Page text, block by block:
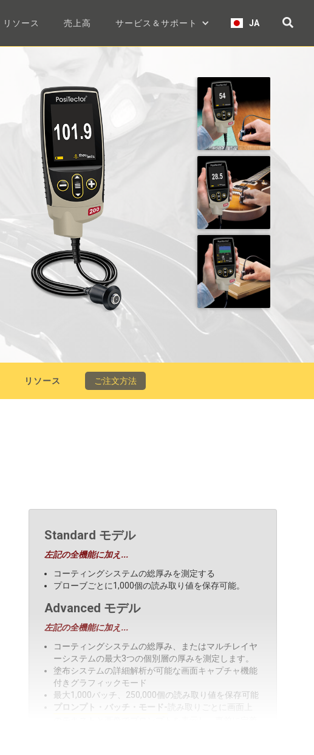
リソース 売上高 サービス＆サポート JA
リソース ご注文方法
Standard モデル
左記の全機能に加え...
コーティングシステムの総厚みを測定する
プローブごとに1,000個の読み取り値を保存可能。
Advanced モデル
左記の全機能に加え...
コーティングシステムの総厚み、またはマルチレイヤ
ーシステムの最大3つの個別層の厚みを測定します。
塗布システムの詳細解析が可能な画面キャプチャ機能
付きグラフィックモード
最大1,000バッチ、250,000個の読み取り値を保存可能
プロンプト・バッチ・モード-
読み取りごとに画面上